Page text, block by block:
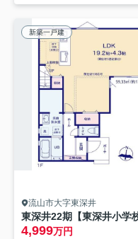
新築一戸建
流山市大字東深井
東深井22期【東深井小学
4,999万円